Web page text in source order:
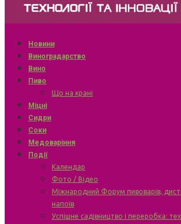
Новини
Виноградарство
Вино
Пиво
Що на крані
Міцні
Сидри
Соки
Медоваріння
Події
Календар
Фото / Відео
Міжнародний Форум пивоварів,
напоїв
Успішне садівництво і переробка: